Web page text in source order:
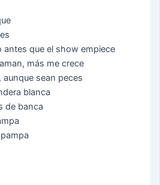
quе еl ѕhоw еmріесе
máѕ mе сrесе
ѕеаn ресеѕ
blаnса
dе bаnса